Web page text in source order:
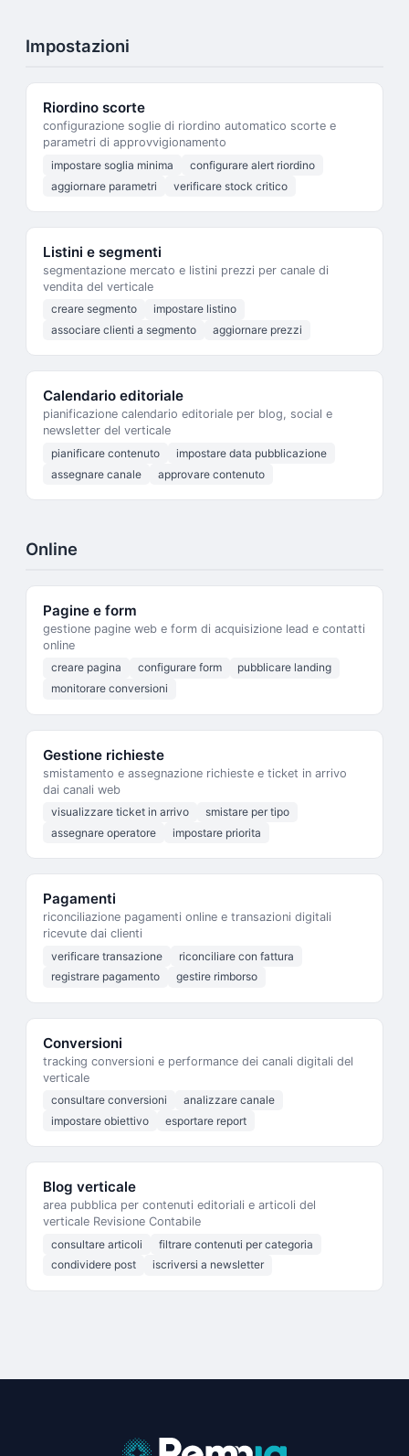
Impostazioni
Riordino scorte
configurazione soglie di riordino automatico scorte e
parametri di approvvigionamento
impostare soglia minima
configurare alert riordino
aggiornare parametri
verificare stock critico
Listini e segmenti
segmentazione mercato e listini prezzi per canale di
vendita del verticale
creare segmento
impostare listino
associare clienti a segmento
aggiornare prezzi
Calendario editoriale
pianificazione calendario editoriale per blog, social e
newsletter del verticale
pianificare contenuto
impostare data pubblicazione
assegnare canale
approvare contenuto
Online
Pagine e form
gestione pagine web e form di acquisizione lead e contatti
online
creare pagina
configurare form
pubblicare landing
monitorare conversioni
Gestione richieste
smistamento e assegnazione richieste e ticket in arrivo
dai canali web
visualizzare ticket in arrivo
smistare per tipo
assegnare operatore
impostare priorita
Pagamenti
riconciliazione pagamenti online e transazioni digitali
ricevute dai clienti
verificare transazione
riconciliare con fattura
registrare pagamento
gestire rimborso
Conversioni
tracking conversioni e performance dei canali digitali del
verticale
consultare conversioni
analizzare canale
impostare obiettivo
esportare report
Blog verticale
area pubblica per contenuti editoriali e articoli del
verticale Revisione Contabile
consultare articoli
filtrare contenuti per categoria
condividere post
iscriversi a newsletter